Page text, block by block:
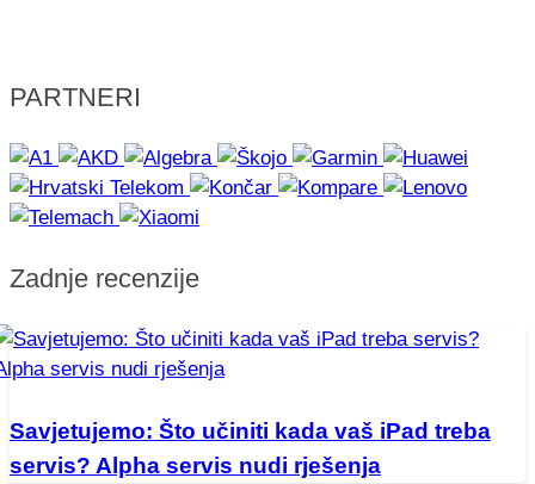
PARTNERI
Zadnje recenzije
Savjetujemo: Što učiniti kada vaš iPad treba
servis? Alpha servis nudi rješenja